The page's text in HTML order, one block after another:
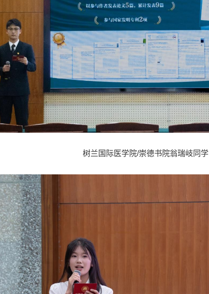
树兰国际医学院/崇德书院翁瑞岐同学